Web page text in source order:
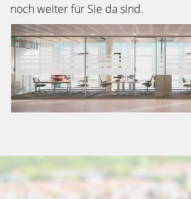
noch weiter für Sie da sind.